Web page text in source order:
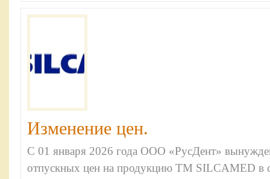
Изменение цен.
C 01 января 2026 года ООО «РусДент»
отпускных цен на продукцию ТМ SILCAMED в